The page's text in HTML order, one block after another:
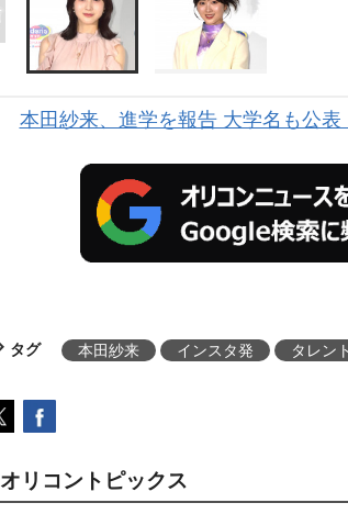
本田紗来、進学を報告 大学名も公
タグ 本田紗来 インスタ発 タレント
オリコントピックス